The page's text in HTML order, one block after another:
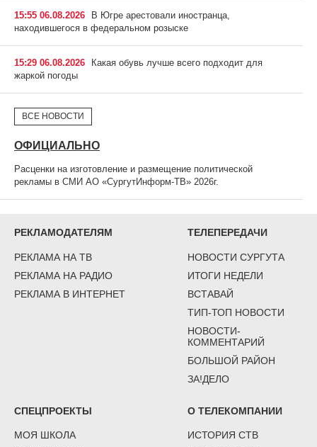
15:55 06.08.2026
В Югре арестовали иностранца,
находившегося в федеральном розыске
15:29 06.08.2026
Какая обувь лучше всего подходит для
жаркой погоды
ВСЕ НОВОСТИ
ОФИЦИАЛЬНО
Расценки на изготовление и размещение политической
рекламы в СМИ АО «СургутИнформ-ТВ» 2026г.
РЕКЛАМОДАТЕЛЯМ
РЕКЛАМА НА ТВ
РЕКЛАМА НА РАДИО
РЕКЛАМА В ИНТЕРНЕТ
ТЕЛЕПЕРЕДАЧИ
НОВОСТИ СУРГУТА
ИТОГИ НЕДЕЛИ
ВСТАВАЙ
ТИП-ТОП НОВОСТИ
НОВОСТИ-
КОММЕНТАРИЙ
БОЛЬШОЙ РАЙОН
ЗА!ДЕЛО
СПЕЦПРОЕКТЫ
МОЯ ШКОЛА
О ТЕЛЕКОМПАНИИ
ИСТОРИЯ СТВ